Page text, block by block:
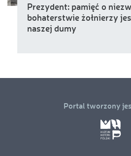
Prezydent: pamięć o
bohaterstwie żołnierzy
naszej dumy
Portal tworzony